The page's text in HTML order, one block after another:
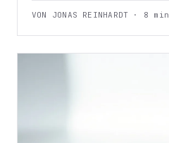
VON JONAS REINHARDT · 8 min